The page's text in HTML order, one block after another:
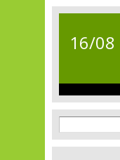
16/08
Search